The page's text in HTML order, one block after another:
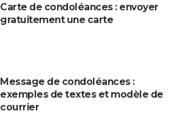
Carte de condoléances : envoyer
gratuitement une carte
Message de condoléances :
exemples de textes et modèle de
courrier